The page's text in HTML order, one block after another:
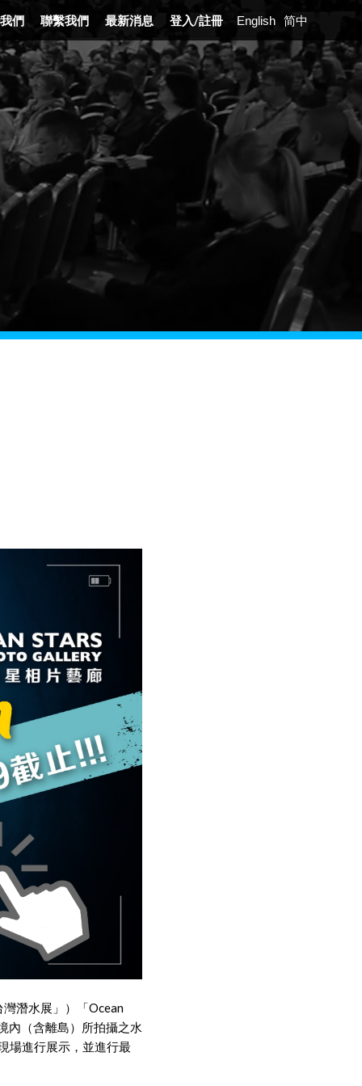
們
沿革
介紹
聯繫我們 最新消息 登入/註冊 English 简中
潛水展」）「Ocean
內（含離島）所拍攝之水
場進行展示，並進行最